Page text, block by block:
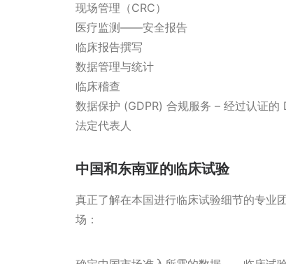
现场管理（CRC）
医疗监测——安全报告
临床报告撰写
数据管理与统计
临床稽查
数据保护 (GDPR) 合规服务 – 经过认证的
法定代表人
中国和东南亚的临床试验
真正了解在本国进行临床试验细节的专业
场：